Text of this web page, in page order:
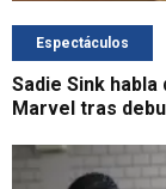
Espectáculos
Sadie Sink
Marvel tras